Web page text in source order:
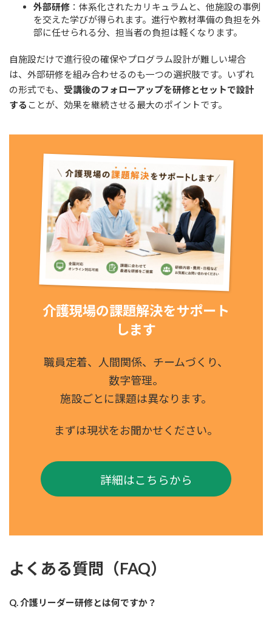
外部研修 ：体系化されたカリキュラムと、他施設の事例
を交えた学びが得られます。進行や教材準備の負担を外
部に任せられる分、担当者の負担は軽くなります。
自施設だけで進行役の確保やプログラム設計が難しい場合
は、外部研修を組み合わせるのも一つの選択肢です。いずれ
の形式でも、 受講後のフォローアップを研修とセットで設計
する ことが、効果を継続させる最大のポイントです。
介護現場の課題解決をサポート
します
職員定着、人間関係、チームづくり、
数字管理。
施設ごとに課題は異なります。
まずは現状をお聞かせください。
詳細はこちらから
よくある質問（FAQ）
Q. 介護リーダー研修とは何ですか？